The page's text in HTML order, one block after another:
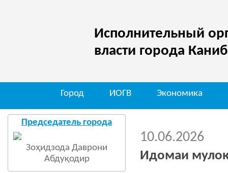
Исполнительный
власти города
Город ИОГВ Экономика
Председатель города
Зоҳидзода Даврони
Абдуқодир
10.06.2026
Идомаи